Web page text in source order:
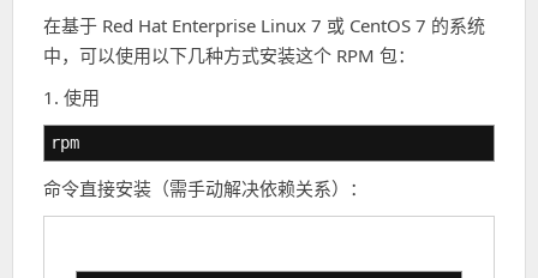
在基于 Red Hat Enterprise Linux 7 或 CentOS 7 的系统
中，可以使用以下几种方式安装这个 RPM 包：
1. 使用
rpm
命令直接安装（需手动解决依赖关系）：